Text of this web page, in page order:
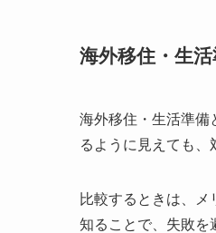
海外移住・生
海外移住・生活準備
るように見えても、
比較するときは、メ
知ることで、失敗を